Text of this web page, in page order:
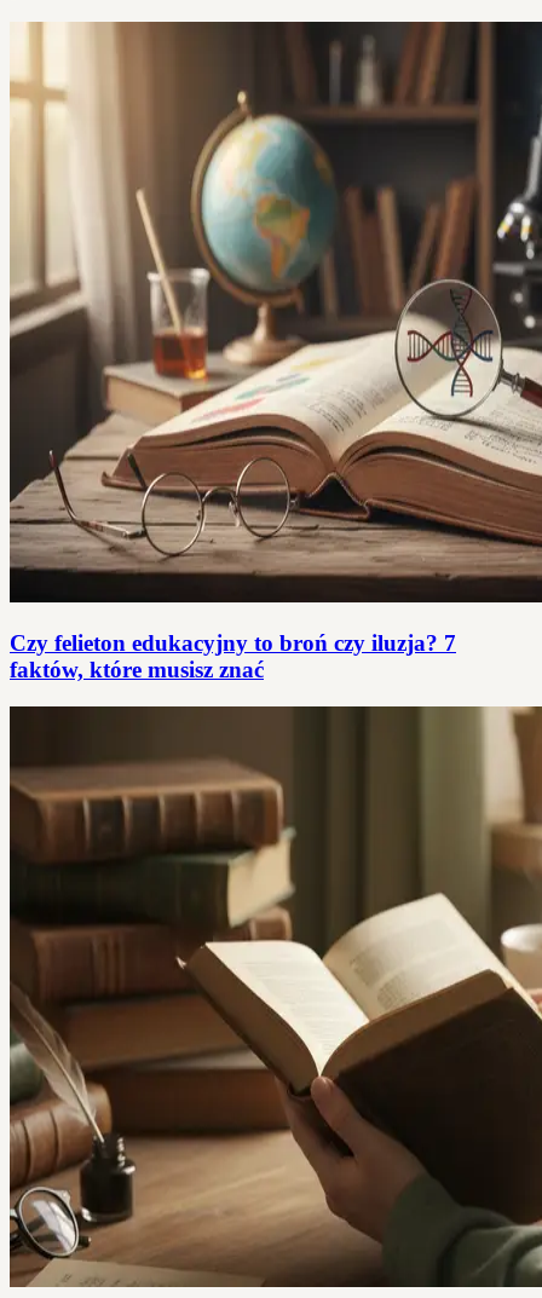
Czy felieton edukacyjny to broń czy iluzja? 7
faktów, które musisz znać